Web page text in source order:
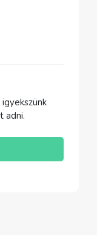
igyekszünk
adni.